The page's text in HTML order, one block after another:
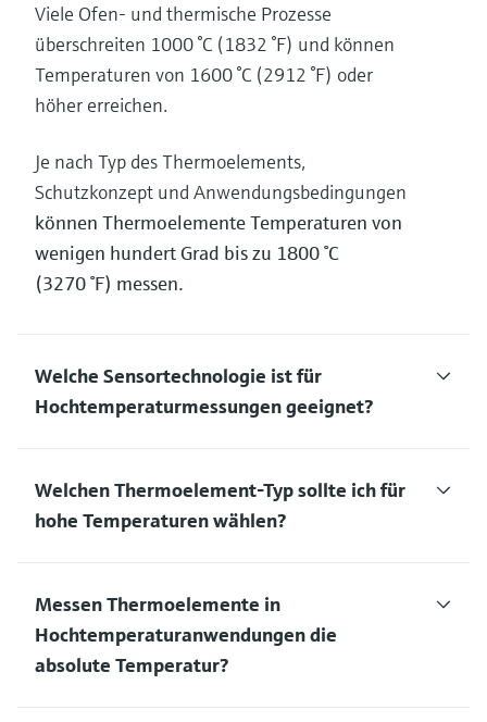
Viele Ofen- und thermische Prozesse
überschreiten 1000 °C (1832 °F) und können
Temperaturen von 1600 °C (2912 °F) oder
höher erreichen.
Je nach Typ des Thermoelements,
Schutzkonzept und Anwendungsbedingungen
können Thermoelemente Temperaturen von
wenigen hundert Grad bis zu 1800 °C
(3270 °F) messen.
Welche Sensortechnologie ist für
Hochtemperaturmessungen geeignet?
Welchen Thermoelement-Typ sollte ich für
hohe Temperaturen wählen?
Messen Thermoelemente in
Hochtemperaturanwendungen die
absolute Temperatur?